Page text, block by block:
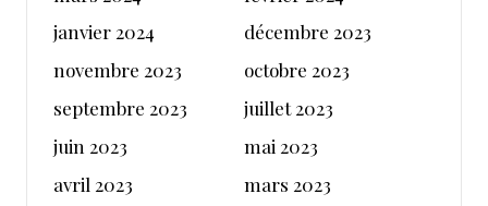
janvier 2024
décembre 2023
novembre 2023
octobre 2023
septembre 2023
juillet 2023
juin 2023
mai 2023
avril 2023
mars 2023